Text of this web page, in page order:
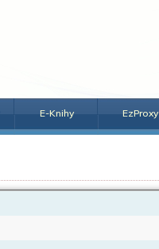
E-Knihy EzProxy